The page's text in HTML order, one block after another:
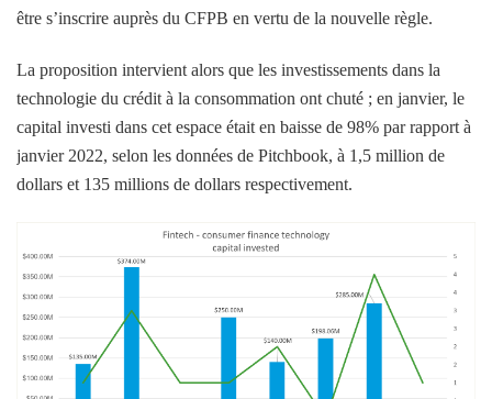
être s’inscrire auprès du CFPB en vertu de la nouvelle règle.
La proposition intervient alors que les investissements dans la
technologie du crédit à la consommation ont chuté ; en janvier, le
capital investi dans cet espace était en baisse de 98% par rapport à
janvier 2022, selon les données de Pitchbook, à 1,5 million de
dollars et 135 millions de dollars respectivement.